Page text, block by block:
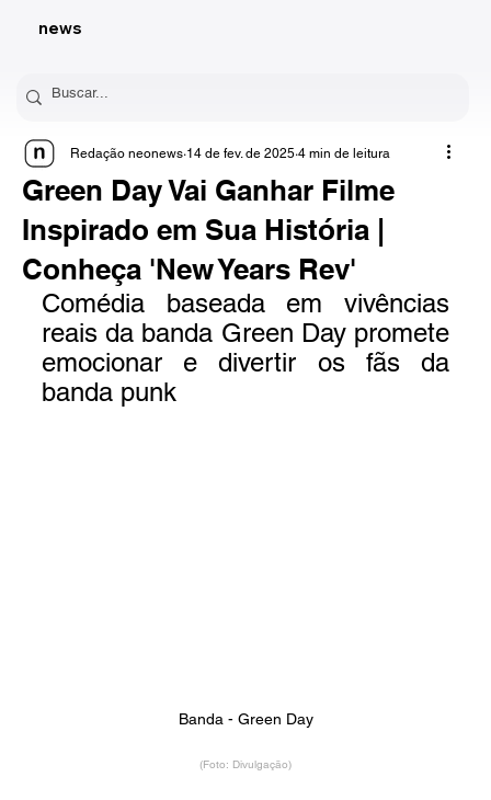
news
Green Day Vai Ganhar Filme
Inspirado em Sua História |
Conheça 'New Years Rev'
Redação neonews 14 de fev. de 2025 4 min de leitura
Comédia baseada em vivências
reais da banda Green Day promete
emocionar e divertir os fãs da
banda punk
Banda - Green Day
(Foto: Divulgação)